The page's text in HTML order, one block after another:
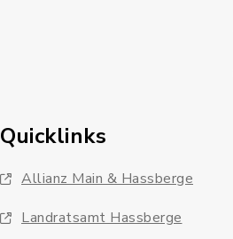
Quicklinks
Allianz Main & Hassberge
Landratsamt Hassberge